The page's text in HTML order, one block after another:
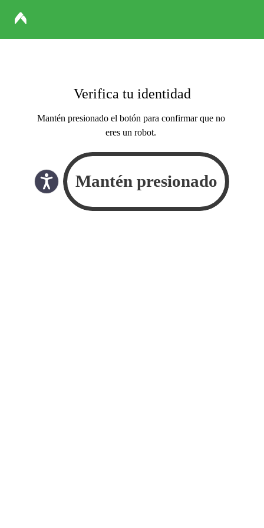
Verifica tu identidad
Mantén presionado el botón para confirmar que no
eres un robot.